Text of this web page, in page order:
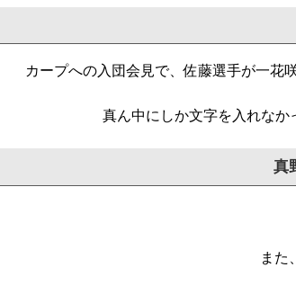
カープへの入団会見で、佐藤選手が一花
真ん中にしか文字を入れなか
真
また